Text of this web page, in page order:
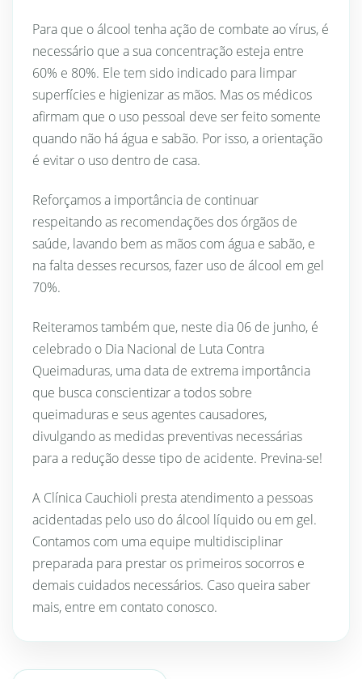
Para que o álcool tenha ação de combate ao vírus, é
necessário que a sua concentração esteja entre
60% e 80%. Ele tem sido indicado para limpar
superfícies e higienizar as mãos. Mas os médicos
afirmam que o uso pessoal deve ser feito somente
quando não há água e sabão. Por isso, a orientação
é evitar o uso dentro de casa.
Reforçamos a importância de continuar
respeitando as recomendações dos órgãos de
saúde, lavando bem as mãos com água e sabão, e
na falta desses recursos, fazer uso de álcool em gel
70%.
Reiteramos também que, neste dia 06 de junho, é
celebrado o Dia Nacional de Luta Contra
Queimaduras, uma data de extrema importância
que busca conscientizar a todos sobre
queimaduras e seus agentes causadores,
divulgando as medidas preventivas necessárias
para a redução desse tipo de acidente. Previna-se!
A Clínica Cauchioli presta atendimento a pessoas
acidentadas pelo uso do álcool líquido ou em gel.
Contamos com uma equipe multidisciplinar
preparada para prestar os primeiros socorros e
demais cuidados necessários. Caso queira saber
mais, entre em contato conosco.